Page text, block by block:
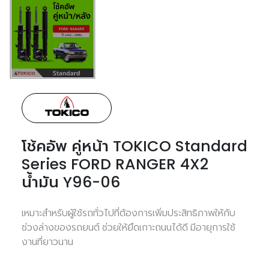
โช้คอัพ คู่หน้า TOKICO Standard
Series FORD RANGER 4X2
น้ำมัน Y96-06
เหมาะสำหรับผู้ใช้รถทั่วไปที่ต้องการเพิ่มประสิทธิภาพให้กับ
ช่วงล่างของรถยนต์ ช่วยให้ยึดเกาะถนนได้ดี มีอายุการใช้
งานที่ยาวนาน